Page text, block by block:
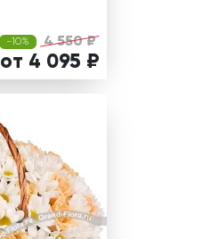
-10% 4 550 ₽
от 4 095 ₽